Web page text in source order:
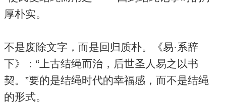
厚朴实。
不是废除文字，而是回归质朴。《易·系辞
下》：“上古结绳而治，后世圣人易之以书
契。”要的是结绳时代的幸福感，而不是结绳
的形式。